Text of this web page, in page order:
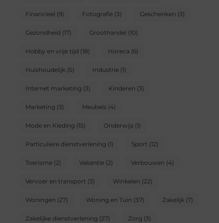
Financieel (9) Fotografie(3) Geschenken (3)
Gezondheid (17) Groothandel (10)
Hobby en vrije tijd (18) Horeca (6)
Huishoudelijk(5) Industrie(1)
Internet marketing (3) Kinderen (3)
Marketing (3) Meubels(4)
Mode en Kleding (15) Onderwijs(1)
Particuliere dienstverlening (1) Sport (12)
Toerisme(2) Vakantie(2) Verbouwen (4)
Vervoer en transport (3) Winkelen (22)
Woningen (27) Woning en Tuin (37) Zakelijk(7)
Zakelijke dienstverlening (27) Zorg (3)